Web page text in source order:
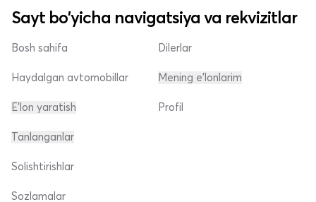
Sayt bo'yicha navigatsiya va rekvizitlar
Bosh sahifa
Haydalgan avtomobillar
E'lon yaratish
Dilerlar
Mening e'lonlarim
Profil
Tanlanganlar
Solishtirishlar
Sozlamalar